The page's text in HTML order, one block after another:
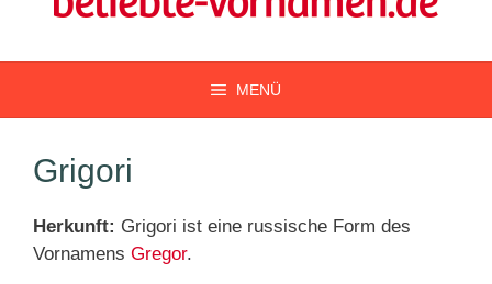
MENÜ
Grigori
Herkunft: Grigori ist eine russische Form des
Vornamens Gregor.